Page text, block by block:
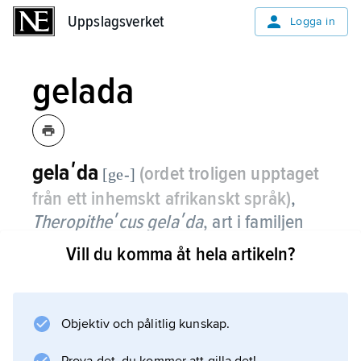
Uppslagsverket Logga in
gelada
gelaʹda [ge-] (ordet troligen upptaget
från ett inhemskt afrikanskt språk),
Theropitheʹcus gelaʹda, art i familjen
markattartade apor.
vilken också liksom mantelbabian har långt
Vill du komma åt hela artikeln?
Objektiv och pålitlig kunskap.